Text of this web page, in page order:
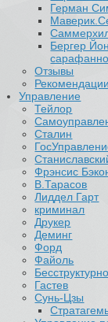
Герман
Бергер
Отзывы
Рекомендации
Управление
Тейлор
Сталин
Фрэнсис
В.Тарасов
Лиддел Гарт
криминал
Друкер
Деминг
Форд
Файоль
Гастев
Сунь-Цзы